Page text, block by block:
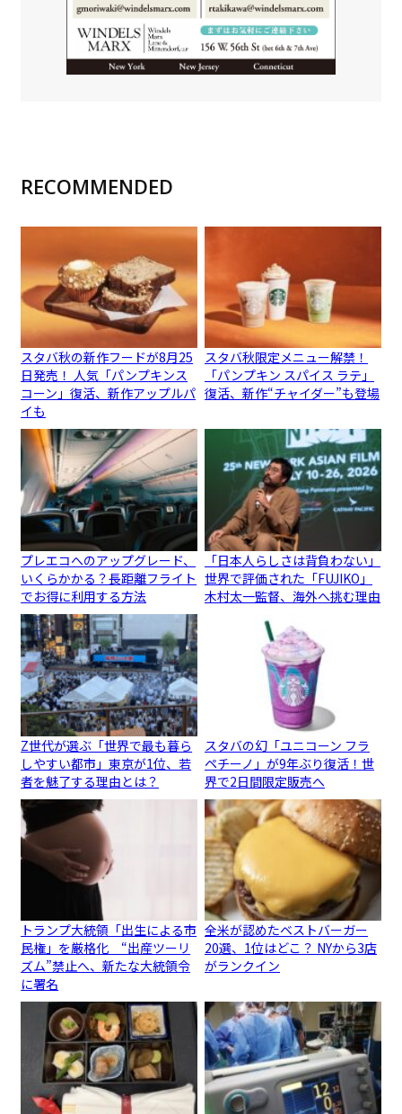
RECOMMENDED
スタバ秋の新作フードが8月25
日発売！ 人気「パンプキンス
コーン」復活、新作アップルパ
イも
スタバ秋限定メニュー解禁！
「パンプキン スパイス ラテ」
復活、新作“チャイダー”も登場
プレエコへのアップグレード、
いくらかかる？長距離フライト
でお得に利用する方法
「日本人らしさは背負わない」
世界で評価された「FUJIKO」
木村太一監督、海外へ挑む理由
Z世代が選ぶ「世界で最も暮ら
しやすい都市」東京が1位、若
者を魅了する理由とは？
スタバの幻「ユニコーン フラ
ペチーノ」が9年ぶり復活！世
界で2日間限定販売へ
トランプ大統領「出生による市
民権」を厳格化 “出産ツーリ
ズム”禁止へ、新たな大統領令
に署名
全米が認めたベストバーガー
20選、1位はどこ？ NYから3店
がランクイン